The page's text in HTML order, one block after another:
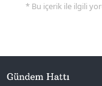
* Bu içerik ile ilgili